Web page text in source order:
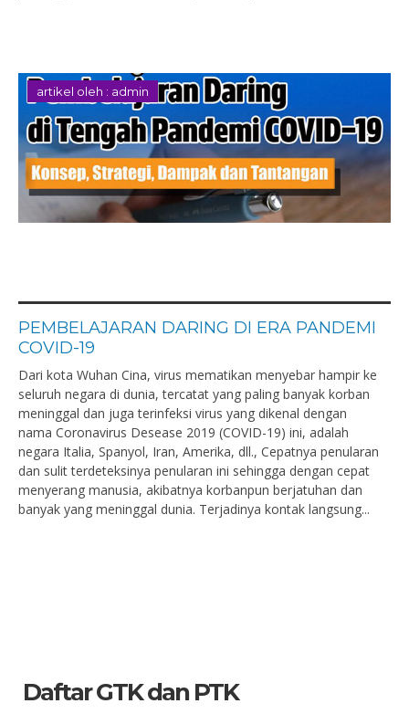
artikel oleh : admin
PEMBELAJARAN DARING DI ERA PANDEMI
COVID-19
Dari kota Wuhan Cina, virus mematikan menyebar hampir ke
seluruh negara di dunia, tercatat yang paling banyak korban
meninggal dan juga terinfeksi virus yang dikenal dengan
nama Coronavirus Desease 2019 (COVID-19) ini, adalah
negara Italia, Spanyol, Iran, Amerika, dll., Cepatnya penularan
dan sulit terdeteksinya penularan ini sehingga dengan cepat
menyerang manusia, akibatnya korbanpun berjatuhan dan
banyak yang meninggal dunia. Terjadinya kontak langsung...
Daftar GTK dan PTK